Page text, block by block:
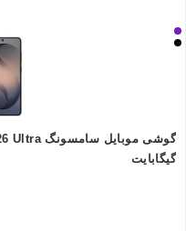
گیگابایت